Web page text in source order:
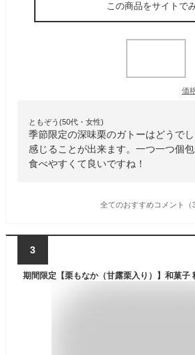
この商品をサイトで
価
ともぞう(50代・女性)
季節限定の深味栗のガトーはどうで
感じることが出来ます。一つ一つ個
食べやすくて良いですね！
全てのおすすめコメント（3
3